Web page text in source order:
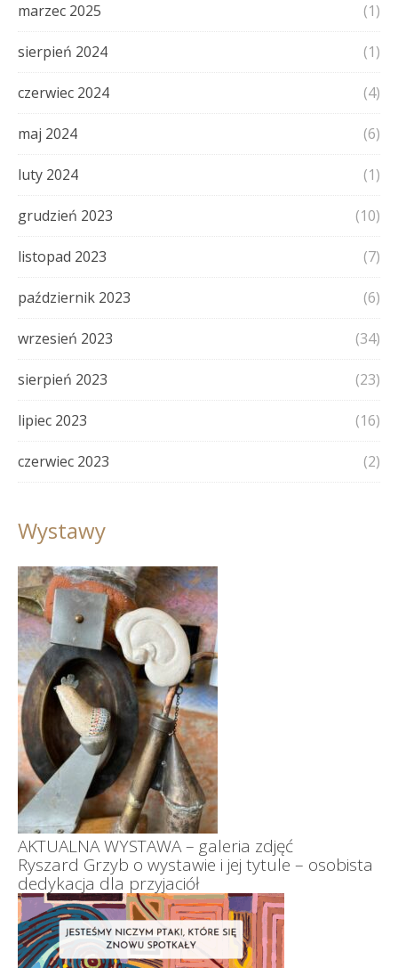
marzec 2025 (1)
sierpień 2024 (1)
czerwiec 2024 (4)
maj 2024 (6)
luty 2024 (1)
grudzień 2023 (10)
listopad 2023 (7)
październik 2023 (6)
wrzesień 2023 (34)
sierpień 2023 (23)
lipiec 2023 (16)
czerwiec 2023 (2)
Wystawy
AKTUALNA WYSTAWA – galeria zdjęć
Ryszard Grzyb o wystawie i jej tytule – osobista
dedykacja dla przyjaciół